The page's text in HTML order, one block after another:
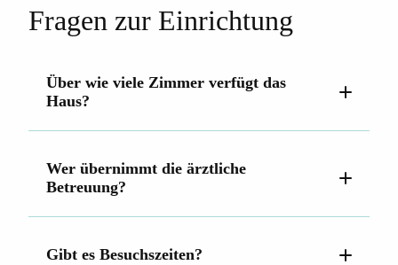
Antrag auf Sozialhilfe
Befreiung von Zuzahlung
Fragen zur Einrichtung
Über wie viele Zimmer verfügt das
Haus?
Wer übernimmt die ärztliche
Betreuung?
Gibt es Besuchszeiten?